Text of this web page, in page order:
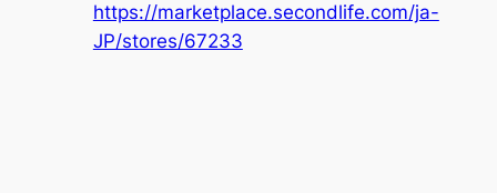
https://marketplace.secondlife.com/ja-
JP/stores/67233